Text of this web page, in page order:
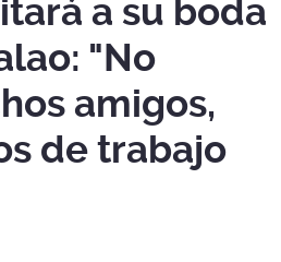
a su boda
"No
amigos,
de trabajo